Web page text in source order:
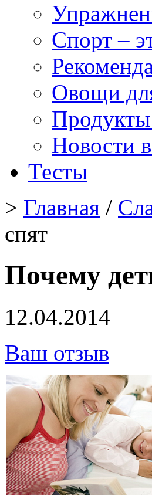
Спорт –
Овощи
Новости
Тесты
> Главная /
спят
Почему
12.04.2014
Ваш отзыв